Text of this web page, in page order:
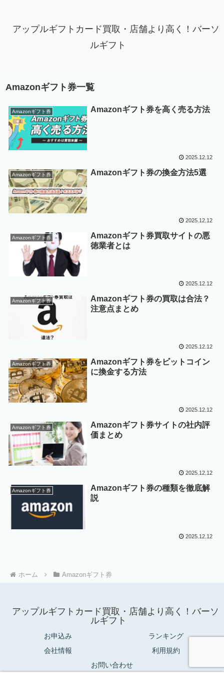
アップルギフトカード買取・店舗より高く！バーソ
ルギフト
Amazonギフト券一覧
Amazonギフト券 Amazonギフト券を高く売る方法
2025.12.12
Amazonギフト券 Amazonギフト券の換金方法5選
2025.12.12
Amazonギフト券
Amazonギフト券買取サイトの悪
徳業者とは
2025.12.12
Amazonギフト券
Amazonギフト券の買取は合法？
注意点まとめ
2025.12.12
Amazonギフト券
Amazonギフト券をビットコイン
に換金する方法
2025.12.12
Amazonギフト券
Amazonギフト券サイトの社内評
価まとめ
2025.12.12
Amazonギフト券
Amazonギフト券の種類を徹底解
説
2025.12.12
ホーム Amazonギフト券
アップルギフトカード買取・店舗より高く！バーソ
ルギフト
お申込み
ランキング
会社情報
利用規約
お問い合わせ